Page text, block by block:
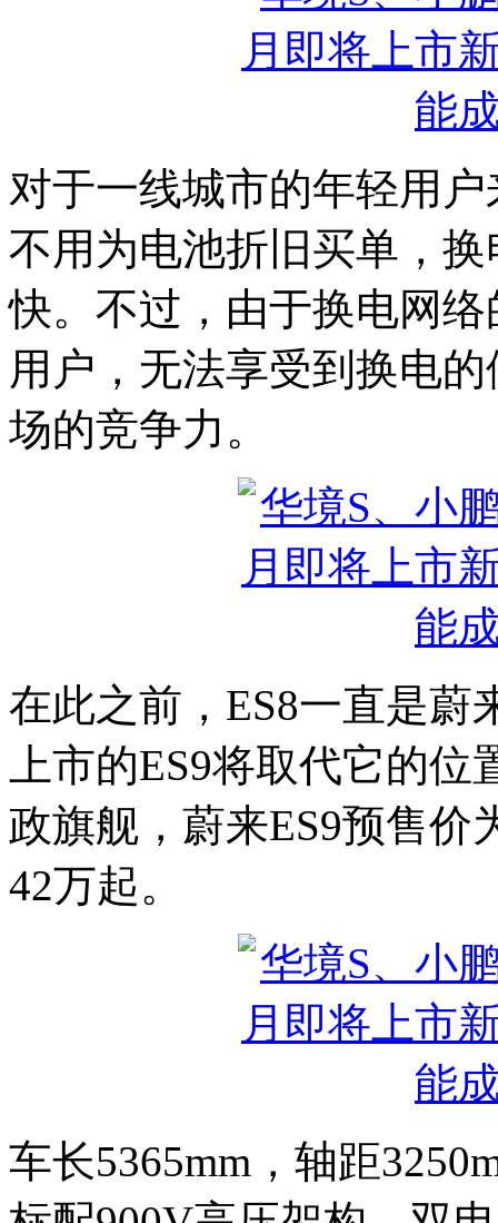
对于一线城市的年轻用
不用为电池折旧买单，
快。不过，由于换电网
用户，无法享受到换电
场的竞争力。
在此之前，ES8一直是蔚
上市的ES9将取代它的
政旗舰，蔚来ES9预售价
42万起。
车长5365mm，轴距